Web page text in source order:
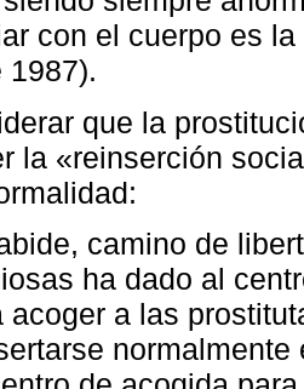
con el cuerpo es
1987).
que la
la «reinserción
camino de
ha dado al
acoger a las